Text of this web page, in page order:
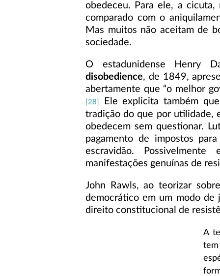
obedeceu. Para ele, a
comparado com o
Mas muitos não aceitam de
sociedade.
O estadunidense Henry
disobedience, de 1849,
abertamente que “o melhor
[28]
Ele explicita também
tradição do que por utilidade,
obedecem sem questionar.
pagamento de impostos
escravidão.
manifestações genuínas de
John Rawls, ao teorizar
democrático em um modo de
direito constitucional de
A